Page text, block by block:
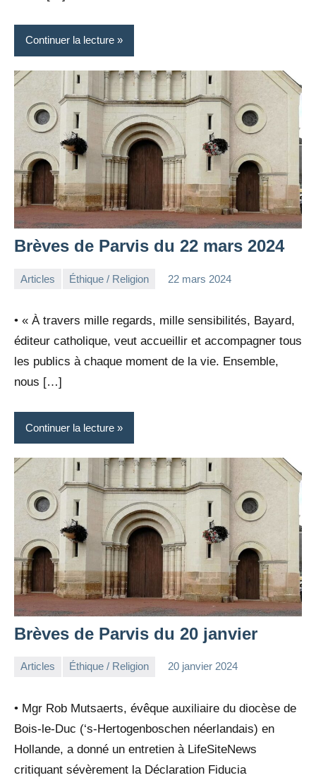
Continuer la lecture
Brèves de Parvis du 22 mars 2024
Articles Éthique / Religion 22 mars 2024
• « À travers mille regards, mille sensibilités, Bayard,
éditeur catholique, veut accueillir et accompagner tous
les publics à chaque moment de la vie. Ensemble,
nous […]
Continuer la lecture
Brèves de Parvis du 20 janvier
Articles Éthique / Religion 20 janvier 2024
• Mgr Rob Mutsaerts, évêque auxiliaire du diocèse de
Bois-le-Duc (‘s-Hertogenboschen néerlandais) en
Hollande, a donné un entretien à LifeSiteNews
critiquant sévèrement la Déclaration Fiducia